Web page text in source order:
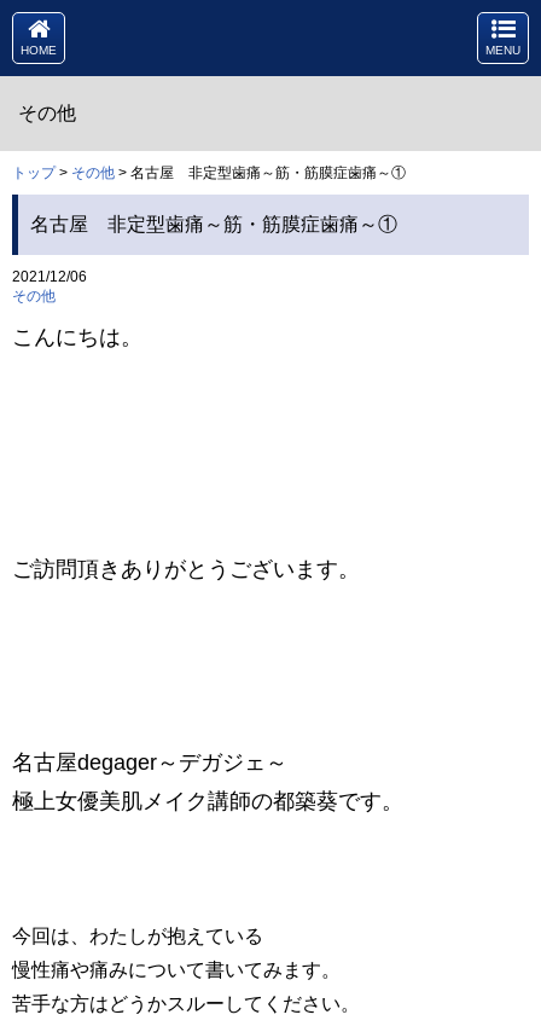
HOME MENU
その他
トップ> その他 > 名古屋 非定型歯痛～筋・筋膜症歯痛～①
名古屋 非定型歯痛～筋・筋膜症歯痛～①
2021/12/06
その他
こんにちは。
ご訪問頂きありがとうございます。
名古屋degager～デガジェ～
極上女優美肌メイク講師の都築葵です。
今回は、わたしが抱えている
慢性痛や痛みについて書いてみます。
苦手な方はどうかスルーしてください。